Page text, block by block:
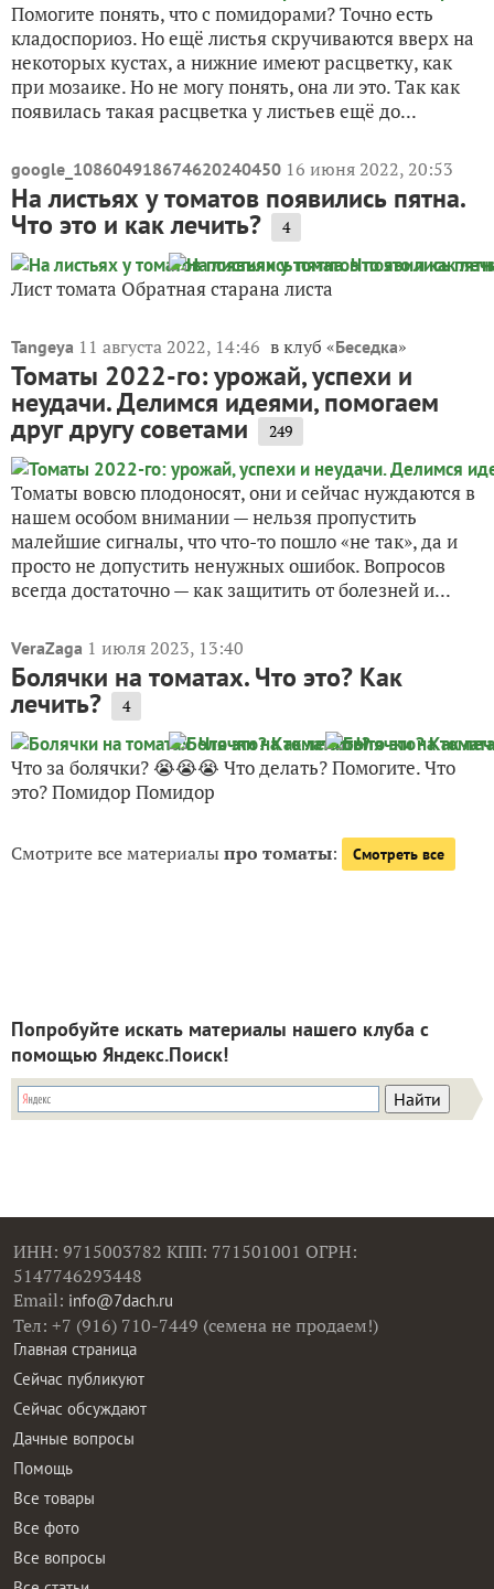
Помогите понять, что с помидорами? Точно есть
кладоспориоз. Но ещё листья скручиваются вверх на
некоторых кустах, а нижние имеют расцветку, как
при мозаике. Но не могу понять, она ли это. Так как
появилась такая расцветка у листьев ещё до...
google_108604918674620240450 16 июня 2022, 20:53
На листьях у томатов появились пятна.
Что это и как лечить? 4
Лист томата Обратная старана листа
Tangeya 11 августа 2022, 14:46 в клуб «Беседка»
Томаты 2022-го: урожай, успехи и
неудачи. Делимся идеями, помогаем
друг другу советами 249
Томаты вовсю плодоносят, они и сейчас нуждаются в
нашем особом внимании — нельзя пропустить
малейшие сигналы, что что-то пошло «не так», да и
просто не допустить ненужных ошибок. Вопросов
всегда достаточно — как защитить от болезней и...
VeraZaga 1 июля 2023, 13:40
Болячки на томатах. Что это? Как
лечить? 4
Что за болячки? 😭😭😭 Что делать? Помогите. Что
это? Помидор Помидор
Смотрите все материалыпро томаты: Смотреть все
Попробуйте искать материалы нашего клуба с
помощью Яндекс.Поиск!
ИНН: 9715003782 КПП: 771501001 ОГРН:
5147746293448
Email: info@7dach.ru
Тел: +7 (916) 710-7449 (семена не продаем!)
Главная страница
Сейчас публикуют
Сейчас обсуждают
Дачные вопросы
Помощь
Все товары
Все фото
Все вопросы